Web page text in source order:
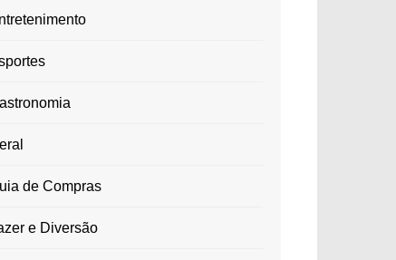
de Compras
e Diversão